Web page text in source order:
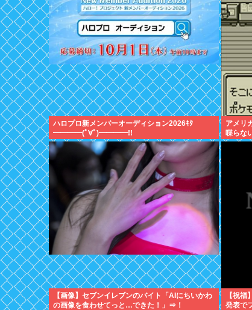
ハロプロ新メンバーオーディション2026ｷﾀ
━━━━(ﾟ∀ﾟ)━━━━!!
アメリ
喋らな
【画像】セブンイレブンのバイト「AIにちいかわ
の画像を食わせてっと…できた！」⇒！
【祝
発表で